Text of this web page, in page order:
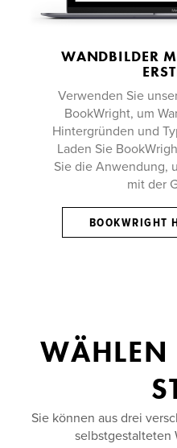
WANDBILDER
Verwenden Sie
BookWright, um
Hintergründen und
Laden Sie
Sie die Anwendung,
mit der
BOOKWRIGHT
WÄHLEN
Sie können aus drei
selbstgestalteten